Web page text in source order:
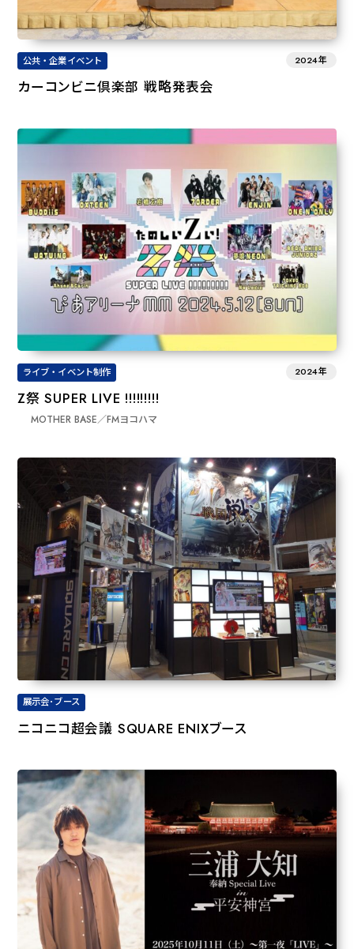
公共・企業イベント 2024年
カーコンビニ倶楽部 戦略発表会
ライブ・イベント制作 2024年
Z祭 SUPER LIVE !!!!!!!!!
MOTHER BASE／FMヨコハマ
展示会･ブース
ニコニコ超会議 SQUARE ENIXブース